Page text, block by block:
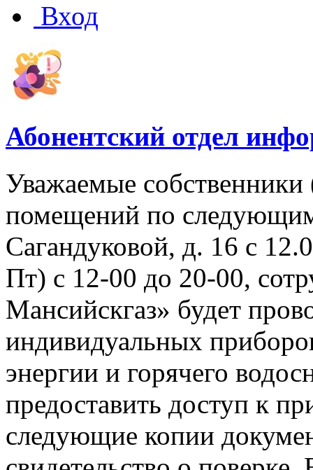
Вход
Абонентский отдел
Уважаемые
помещений по
Сагандуковой, д. 16 с
Пт) с 12-00 до 20-00,
Мансийскгаз» будет
индивидуальных
энергии и горячего
предоставить доступ к
следующие копии